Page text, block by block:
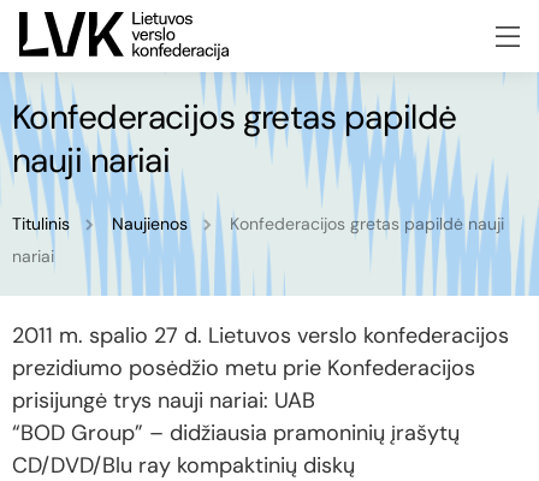
Konfederacijos gretas papildė
nauji nariai
Titulinis Naujienos
Konfederacijos gretas papildė nauji
nariai
2011 m. spalio 27 d. Lietuvos verslo konfederacijos
prezidiumo posėdžio metu prie Konfederacijos
prisijungė trys nauji nariai: UAB
“BOD Group” – didžiausia pramoninių įrašytų
CD/DVD/Blu ray kompaktinių diskų